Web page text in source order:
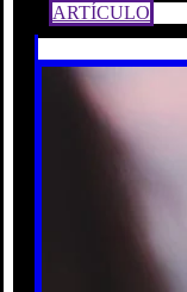
ARTÍCULO